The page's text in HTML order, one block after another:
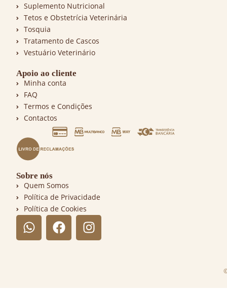
Suplemento Nutricional
Tetos e Obstetrícia Veterinária
Tosquia
Tratamento de Cascos
Vestuário Veterinário
Apoio ao cliente
Minha conta
FAQ
Termos e Condições
Contactos
Sobre nós
Quem Somos
Política de Privacidade
Política de Cookies